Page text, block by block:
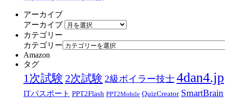
アーカイブ
アーカイブ
カテゴリー
カテゴリー
Amazon
タグ
1次試験 2次試験 2級ボイラー技士4dan4.jp
ITパスポート PPT2Flash PPT2Mobile QuizCreator SmartBrain